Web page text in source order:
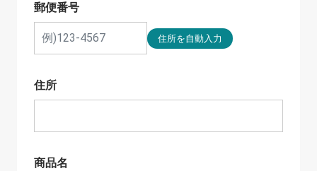
郵便番号
住所
商品名